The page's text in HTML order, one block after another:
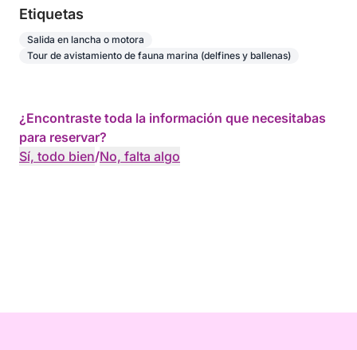
Etiquetas
Salida en lancha o motora
Tour de avistamiento de fauna marina (delfines y ballenas)
¿Encontraste toda la información que necesitabas
para reservar?
Sí, todo bien/No, falta algo